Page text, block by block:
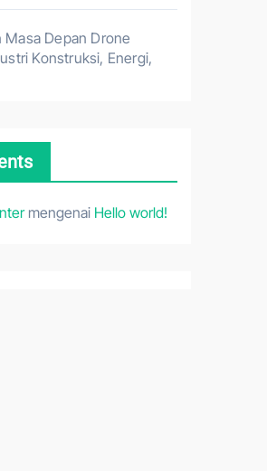
Depan Drone
Konstruksi, Energi,
mengenai Hello world!